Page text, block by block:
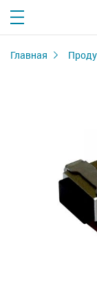
Главная